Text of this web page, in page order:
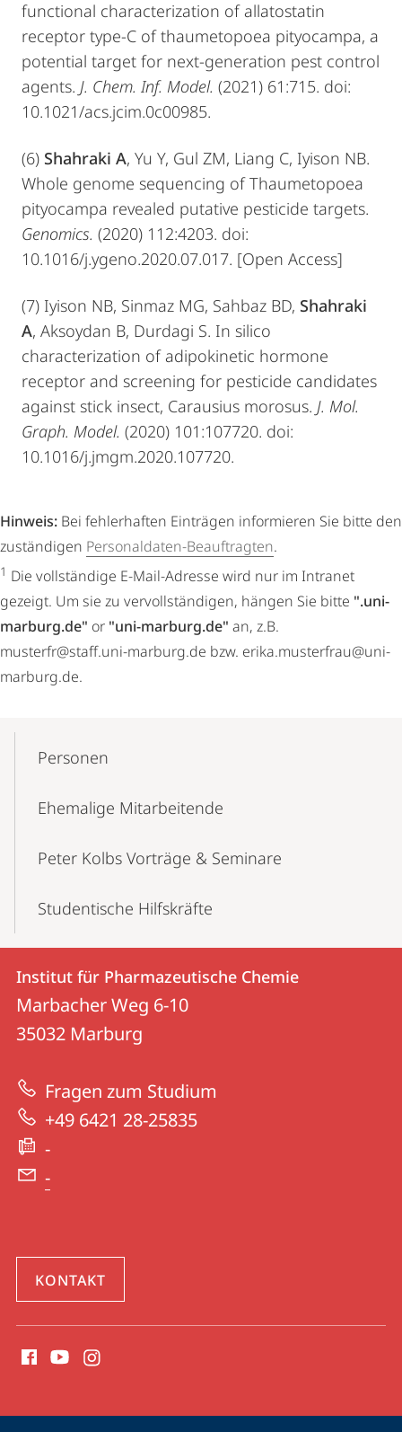
functional characterization of allatostatin
receptor type-C of thaumetopoea pityocampa, a
potential target for next-generation pest control
agents. J. Chem. Inf. Model. (2021) 61:715. doi:
10.1021/acs.jcim.0c00985.
(6) Shahraki A, Yu Y, Gul ZM, Liang C, Iyison NB.
Whole genome sequencing of Thaumetopoea
pityocampa revealed putative pesticide targets.
Genomics. (2020) 112:4203. doi:
10.1016/j.ygeno.2020.07.017. [Open Access]
(7) Iyison NB, Sinmaz MG, Sahbaz BD, Shahraki
A, Aksoydan B, Durdagi S. In silico
characterization of adipokinetic hormone
receptor and screening for pesticide candidates
against stick insect, Carausius morosus. J. Mol.
Graph. Model. (2020) 101:107720. doi:
10.1016/j.jmgm.2020.107720.
Hinweis: Bei fehlerhaften Einträgen informieren Sie bitte den
zuständigen Personaldaten-Beauftragten.
1 Die vollständige E-Mail-Adresse wird nur im Intranet
gezeigt. Um sie zu vervollständigen, hängen Sie bitte ".uni-
marburg.de" or "uni-marburg.de" an, z.B.
musterfr@staff.uni-marburg.de bzw. erika.musterfrau@uni-
marburg.de.
NavigationPersonen
Ehemalige Mitarbeitende
Peter Kolbs Vorträge & Seminare
Studentische Hilfskräfte
Kontakt
und
Informationen
zur
Website
Kontaktinformationen
Institut
für
Pharmazeutische
Chemie
Institut für Pharmazeutische Chemie
Marbacher Weg 6-10
35032 Marburg
Fragen zum Studium
+49 6421 28-25835
-
-
KONTAKT
Media